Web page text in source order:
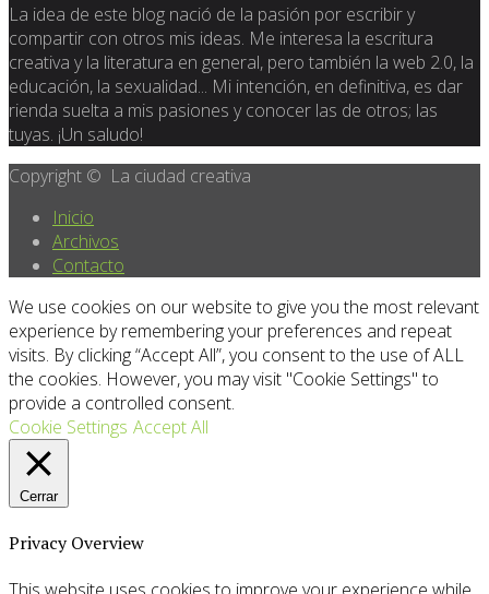
La idea de este blog nació de la pasión por escribir y
compartir con otros mis ideas. Me interesa la escritura
creativa y la literatura en general, pero también la web 2.0, la
educación, la sexualidad... Mi intención, en definitiva, es dar
rienda suelta a mis pasiones y conocer las de otros; las
tuyas. ¡Un saludo!
Copyright © La ciudad creativa
Inicio
Archivos
Contacto
We use cookies on our website to give you the most relevant
experience by remembering your preferences and repeat
visits. By clicking “Accept All”, you consent to the use of ALL
the cookies. However, you may visit "Cookie Settings" to
provide a controlled consent.
Cookie Settings Accept All
Cerrar
Privacy Overview